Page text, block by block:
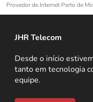
Provedor de Internet Perto de
JHR Telecom
Desde o início
tanto em tecnologia
equipe.